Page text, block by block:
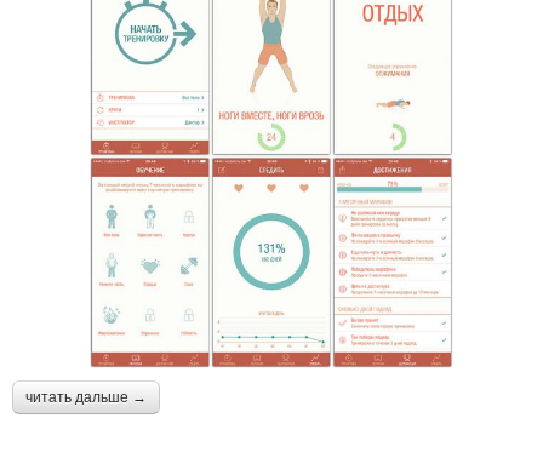
читать дальше →